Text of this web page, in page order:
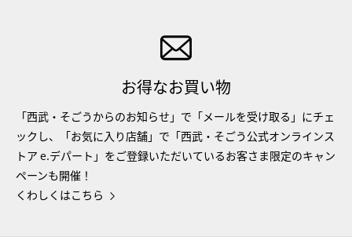
お得なお買い物
「西武・そごうからのお知らせ」で「メールを受け取る」にチェ
ックし、「お気に入り店舗」で「西武・そごう公式オンラインス
トア e.デパート」をご登録いただいているお客さま限定のキャン
ペーンも開催！
くわしくはこちら